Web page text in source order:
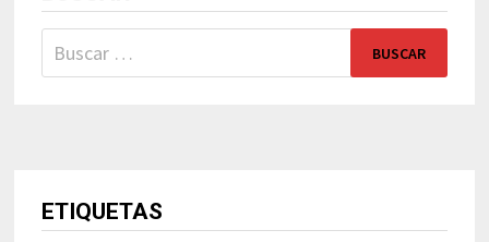
Buscar:
ETIQUETAS